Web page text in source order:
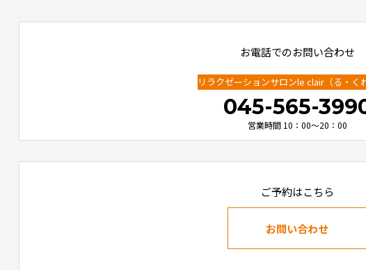
お電話でのお問い合わせ
リラクゼーションサロンle clair （る・
045-565-
営業時間 10：00～20：00
ご予約はこちら
お問い合わせ